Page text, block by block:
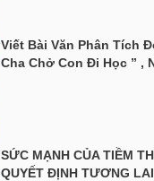
Viết Bài Văn Phân Tích
Cha Chở Con Đi Học ” ,
SỨC MẠNH CỦA TIỀM
QUYẾT ĐỊNH TƯƠNG